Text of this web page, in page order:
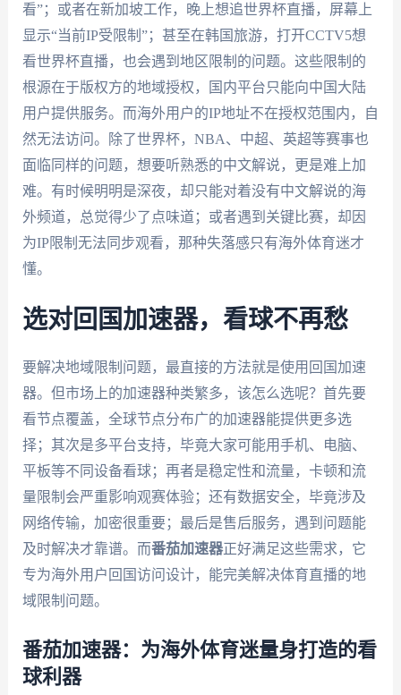
看”；或者在新加坡工作，晚上想追世界杯直播，屏幕上
显示“当前IP受限制”；甚至在韩国旅游，打开CCTV5想
看世界杯直播，也会遇到地区限制的问题。这些限制的
根源在于版权方的地域授权，国内平台只能向中国大陆
用户提供服务。而海外用户的IP地址不在授权范围内，自
然无法访问。除了世界杯，NBA、中超、英超等赛事也
面临同样的问题，想要听熟悉的中文解说，更是难上加
难。有时候明明是深夜，却只能对着没有中文解说的海
外频道，总觉得少了点味道；或者遇到关键比赛，却因
为IP限制无法同步观看，那种失落感只有海外体育迷才
懂。
选对回国加速器，看球不再愁
要解决地域限制问题，最直接的方法就是使用回国加速
器。但市场上的加速器种类繁多，该怎么选呢？首先要
看节点覆盖，全球节点分布广的加速器能提供更多选
择；其次是多平台支持，毕竟大家可能用手机、电脑、
平板等不同设备看球；再者是稳定性和流量，卡顿和流
量限制会严重影响观赛体验；还有数据安全，毕竟涉及
网络传输，加密很重要；最后是售后服务，遇到问题能
及时解决才靠谱。而番茄加速器正好满足这些需求，它
专为海外用户回国访问设计，能完美解决体育直播的地
域限制问题。
番茄加速器：为海外体育迷量身打造的看
球利器